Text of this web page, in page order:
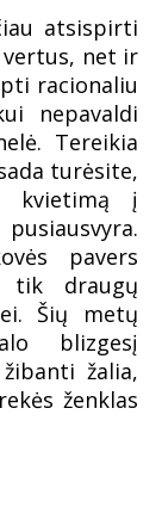
atsispirti
vertus, net ir
racionaliu
nepavaldi
Tereikia
turėsite,
kvietimą į
pavers
tik draugų
Šių metų
blizgesį
žalia,
ženklas